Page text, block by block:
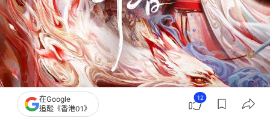
在Google
追蹤《香港01》
12